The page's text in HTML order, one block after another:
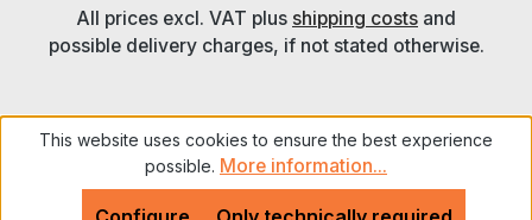
All prices excl. VAT plus shipping costs and
possible delivery charges, if not stated otherwise.
This website uses cookies to ensure the best experience
possible. More information...